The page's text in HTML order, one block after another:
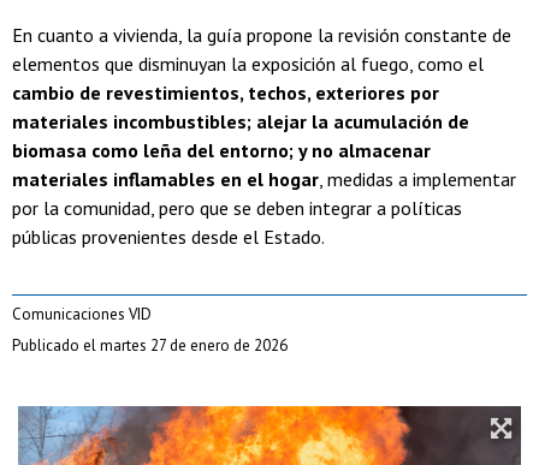
En cuanto a vivienda, la guía propone la revisión constante de
elementos que disminuyan la exposición al fuego, como el
cambio de revestimientos, techos, exteriores por
materiales incombustibles; alejar la acumulación de
biomasa como leña del entorno; y no almacenar
materiales inflamables en el hogar , medidas a implementar
por la comunidad, pero que se deben integrar a políticas
públicas provenientes desde el Estado.
Comunicaciones VID
Publicado el martes 27 de enero de 2026